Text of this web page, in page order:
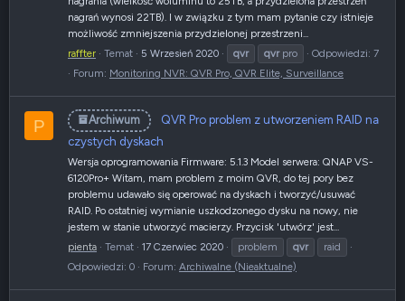
nagrań wynosi 22TB). I w związku z tym mam pytanie czy istnieje
możliwość zmniejszenia przydzielonej przestrzeni...
raffter
Temat 5 Wrzesień 2020 qvr qvrpro
Odpowiedzi: 7
Forum: Monitoring NVR: QVR Pro, QVR Elite, Surveillance
P Archiwum
QVR Pro problem z utworzeniem RAID na
czystych dyskach
Wersja oprogramowania Firmware: 5.1.3 Model serwera: QNAP VS-
6120Pro+ Witam, mam problem z moim QVR, do tej pory bez
problemu udawało się operować na dyskach i tworzyć/usuwać
RAID. Po ostatniej wymianie uszkodzonego dysku na nowy, nie
jestem w stanie utworzyć macierzy. Przycisk 'utwórz' jest...
pienta
Temat 17 Czerwiec 2020 problem qvr
raid
Odpowiedzi: 0
Forum: Archiwalne (Nieaktualne)